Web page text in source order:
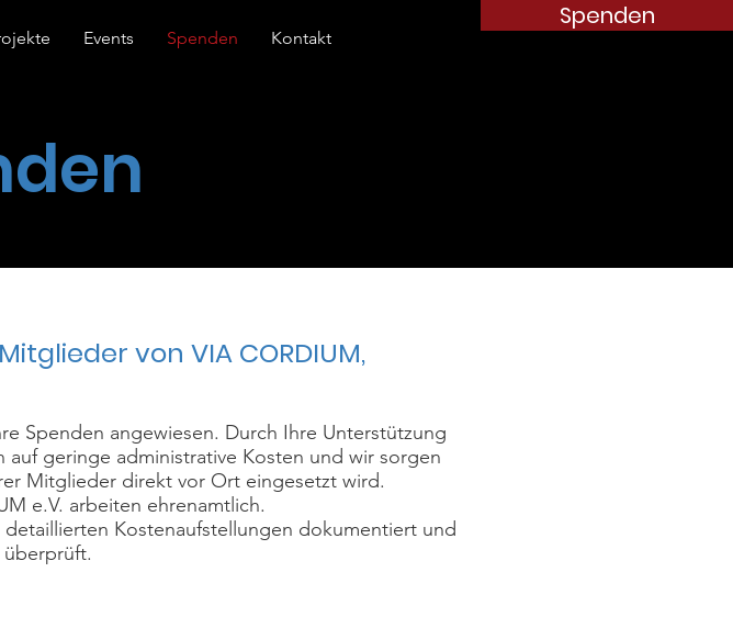
Spenden
Events Spenden Kontakt
von VIA CORDIUM,
Spenden angewiesen. Durch Ihre Unterstützung
geringe administrative Kosten und wir sorgen
Mitglieder direkt vor Ort eingesetzt wird.
e.V. arbeiten ehrenamtlich.
Kostenaufstellungen dokumentiert und